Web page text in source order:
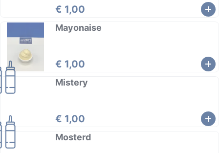
€ 1,00
Mayonaise
€ 1,00
Mistery
€ 1,00
Mosterd